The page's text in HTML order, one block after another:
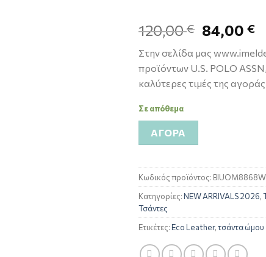
120,00€ 84,00€
Στην σελίδα μας
προϊόντων U.S. POLO
καλύτερες τιμές της
Σε απόθεμα
ΑΓΟΡΆ
Κωδικός προϊόντος:
Κατηγορίες:NEW ARRIVALS 2026,
Τσάντες
Ετικέτες:Eco Leather,τσάντα ώμου